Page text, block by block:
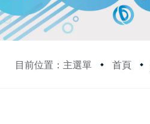
目前位置：主選單 首頁